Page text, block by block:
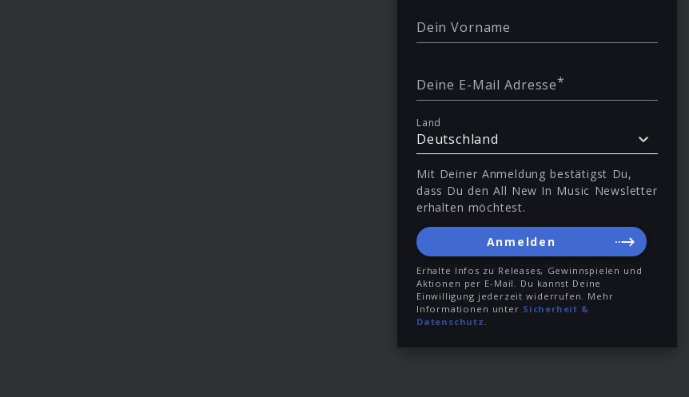
Dein Vorname
Deine E-Mail Adresse*
Land
Deutschland
Mit Deiner Anmeldung bestätigst Du,
dass Du den All New In Music Newsletter
erhalten möchtest.
Anmelden
Erhalte Infos zu Releases, Gewinnspielen und
Aktionen per E-Mail. Du kannst Deine
Einwilligung jederzeit widerrufen. Mehr
Informationen unter Sicherheit &
Datenschutz